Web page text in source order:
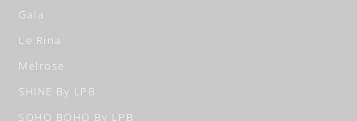
Gala
Le Rina
Melrose
SHINE By LPB
SOHO BOHO By LPB